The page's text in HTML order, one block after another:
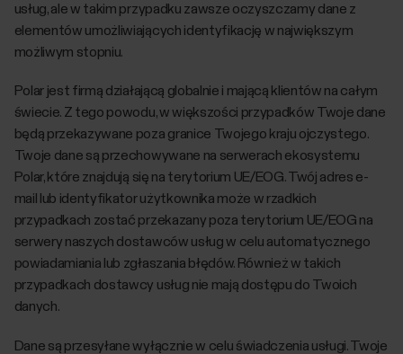
usług, ale w takim przypadku zawsze oczyszczamy dane z
elementów umożliwiających identyfikację w największym
możliwym stopniu.
Polar jest firmą działającą globalnie i mającą klientów na całym
świecie. Z tego powodu, w większości przypadków Twoje dane
będą przekazywane poza granice Twojego kraju ojczystego.
Twoje dane są przechowywane na serwerach ekosystemu
Polar, które znajdują się na terytorium UE/EOG. Twój adres e-
mail lub identyfikator użytkownika może w rzadkich
przypadkach zostać przekazany poza terytorium UE/EOG na
serwery naszych dostawców usług w celu automatycznego
powiadamiania lub zgłaszania błędów. Również w takich
przypadkach dostawcy usług nie mają dostępu do Twoich
danych.
Dane są przesyłane wyłącznie w celu świadczenia usługi. Twoje